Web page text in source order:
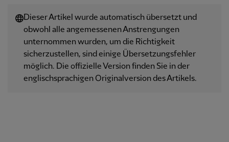
Dieser Artikel wurde automatisch übersetzt und
obwohl alle angemessenen Anstrengungen
unternommen wurden, um die Richtigkeit
sicherzustellen, sind einige Übersetzungsfehler
möglich. Die offizielle Version finden Sie in der
englischsprachigen Originalversion des Artikels.